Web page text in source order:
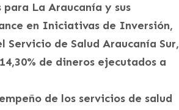
La Araucanía y sus
en Iniciativas de Inversión,
de Salud Araucanía Sur,
de dineros ejecutados a
de los servicios de salud